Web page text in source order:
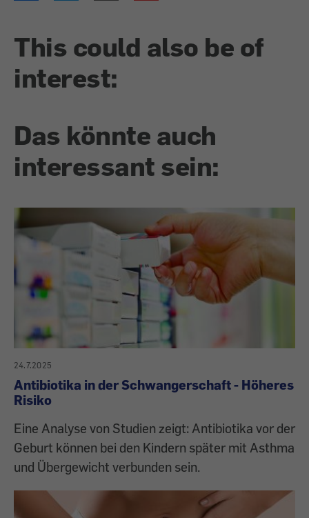
This could also be of
interest:
Das könnte auch
interessant sein:
24.7.2025
Antibiotika in der Schwangerschaft - Höheres
Risiko
Eine Analyse von Studien zeigt: Antibiotika vor der
Geburt können bei den Kindern später mit Asthma
und Übergewicht verbunden sein.